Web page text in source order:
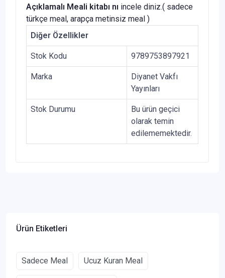
Açıklamalı Meali kitabı nı incele diniz.( sadece
türkçe meal, arapça metinsiz meal )
Diğer Özellikler
Stok Kodu 9789753897921
Marka
Diyanet Vakfı
Yayınları
Stok Durumu
Bu ürün geçici
olarak temin
edilememektedir.
Ürün Etiketleri
Sadece Meal Ucuz Kuran Meal